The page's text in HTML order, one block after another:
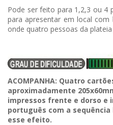
Pode ser feito para 1,2,3 ou 4
para apresentar em local
onde quatro pessoas da
ACOMPANHA: Quatro
aproximadamente
impressos frente e dorso e
português com a
esse efeito.